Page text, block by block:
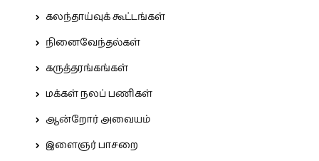
கலந்தாய்வுக் கூட்டங்கள்
நினைவேந்தல்கள்
கருத்தரங்கங்கள்
மக்கள் நலப் பணிகள்
ஆன்றோர் அவையம்
இளைஞர் பாசறை